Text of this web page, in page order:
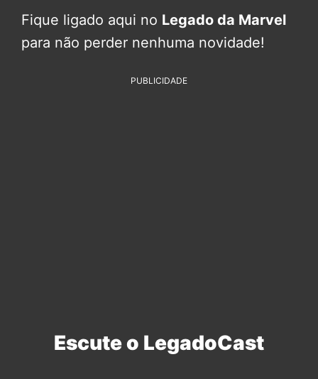
Fique ligado aqui no Legado da Marvel
para não perder nenhuma novidade!
PUBLICIDADE
Escute o LegadoCast